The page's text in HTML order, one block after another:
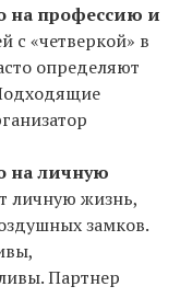
на профессию и
«четверкой» в
определяют
на личную
личную жизнь,
замков.
Партнер